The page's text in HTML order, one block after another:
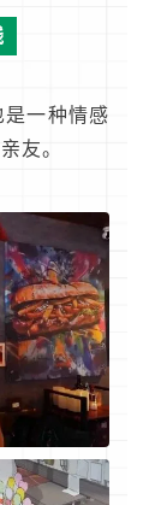
一种情感
友。